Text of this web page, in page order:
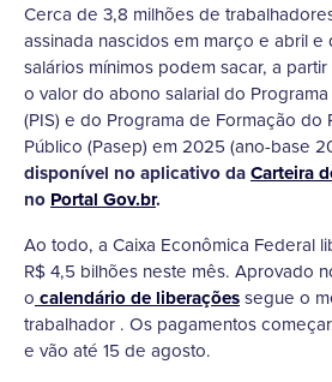
Cerca de 3,8 milhões de
assinada nascidos em março e abril
salários mínimos podem sacar, a
o valor do abono salarial do
(PIS) e do Programa de Formação do
Público (Pasep) em 2025 (ano-base
disponível no aplicativo daCarteira
no Portal Gov.br.
Ao todo, a Caixa Econômica Federal
R$ 4,5 bilhões neste mês. Aprovado
o calendário de liberaçõessegue o
trabalhador . Os pagamentos
e vão até 15 de agosto.